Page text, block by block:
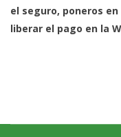
el seguro, poneros
liberar el pago en la